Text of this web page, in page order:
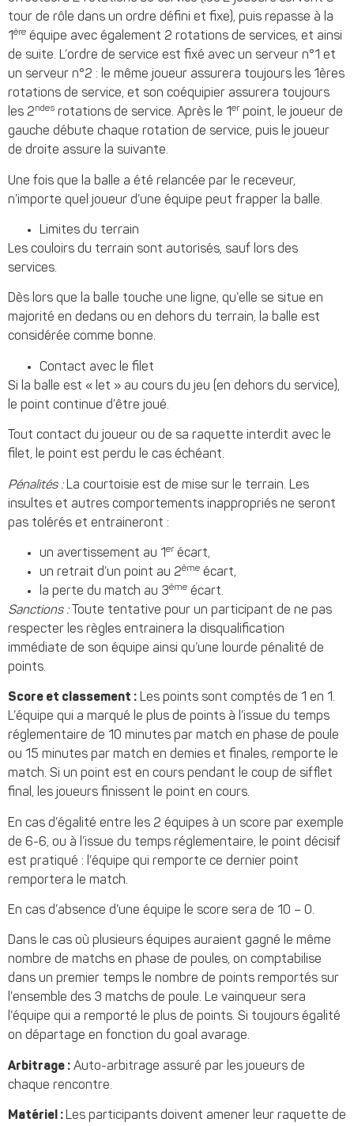
tour de rôle dans un ordre défini et fixe), puis repasse à la
1 ère équipe avec également 2 rotations de services, et ainsi
de suite. L’ordre de service est fixé avec un serveur n°1 et
un serveur n°2 : le même joueur assurera toujours les 1ères
rotations de service, et son coéquipier assurera toujours
les 2ndes rotations de service. Après le 1 er point, le joueur de
gauche débute chaque rotation de service, puis le joueur
de droite assure la suivante.
Une fois que la balle a été relancée par le receveur,
n’importe quel joueur d’une équipe peut frapper la balle.
Limites du terrain
Les couloirs du terrain sont autorisés, sauf lors des
services.
Dès lors que la balle touche une ligne, qu’elle se situe en
majorité en dedans ou en dehors du terrain, la balle est
considérée comme bonne.
Contact avec le filet
Si la balle est « let » au cours du jeu (en dehors du service),
le point continue d’être joué.
Tout contact du joueur ou de sa raquette interdit avec le
filet, le point est perdu le cas échéant.
Pénalités : La courtoisie est de mise sur le terrain. Les
insultes et autres comportements inappropriés ne seront
pas tolérés et entraineront :
un avertissement au 1 er écart,
un retrait d’un point au 2ème écart,
la perte du match au 3ème écart.
Sanctions :
Toute tentative pour un participant de ne pas
respecter les règles entrainera la disqualification
immédiate de son équipe ainsi qu’une lourde pénalité de
points.
Score et classement : Les points sont comptés de 1 en 1.
L’équipe qui a marqué le plus de points à l’issue du temps
réglementaire de 10 minutes par match en phase de poule
ou 15 minutes par match en demies et finales, remporte le
match. Si un point est en cours pendant le coup de sifflet
final, les joueurs finissent le point en cours.
En cas d’égalité entre les 2 équipes à un score par exemple
de 6-6, ou à l’issue du temps réglementaire, le point décisif
est pratiqué : l’équipe qui remporte ce dernier point
remportera le match.
En cas d’absence d’une équipe le score sera de 10 – 0.
Dans le cas où plusieurs équipes auraient gagné le même
nombre de matchs en phase de poules, on comptabilise
dans un premier temps le nombre de points remportés sur
l’ensemble des 3 matchs de poule. Le vainqueur sera
l’équipe qui a remporté le plus de points. Si toujours égalité
on départage en fonction du goal avarage.
Arbitrage : Auto-arbitrage assuré par les joueurs de
chaque rencontre.
Matériel :Les participants doivent amener leur raquette de